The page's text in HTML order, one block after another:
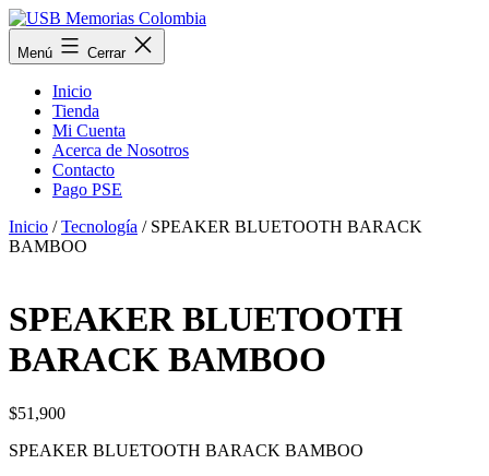
Saltar
al
contenido
USB
Memorias
Menú Cerrar
Inicio
Tienda
Mi Cuenta
Acerca de Nosotros
Contacto
Pago PSE
Inicio /Tecnología / SPEAKER BLUETOOTH BARACK
BAMBOO
SPEAKER BLUETOOTH
BARACK BAMBOO
$51,900
SPEAKER BLUETOOTH BARACK BAMBOO